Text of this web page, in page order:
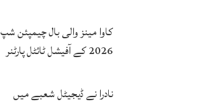
محمد یوسف
کاوا مینز والی بال چیمپئن شپ
2026 کے آفیشل ٹائٹل پارٹنر
فتح پر جشن
نادرا نے ڈیجیٹل شعبے میں